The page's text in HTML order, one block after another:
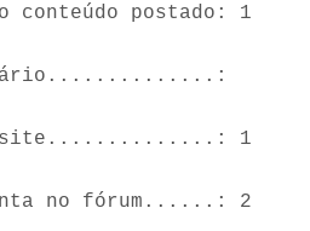
conteúdo postado: 1
site..............: 1
no fórum......: 2